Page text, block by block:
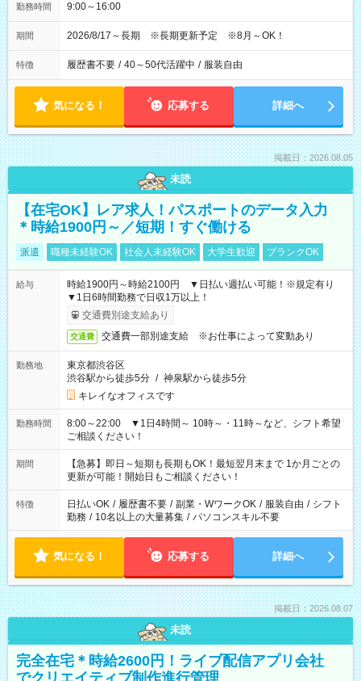
勤務時間 9:00～16:00
期間 2026/8/17～長期 ※長期更新予定 ※8月～OK！
特徴 履歴書不要 / 40～50代活躍中 / 服装自由
気になる！ 応募する 詳細へ
掲載日：2026.08.05
未読
【在宅OK】レア求人！パスポートのデータ入力
＊時給1900円～／短期！すぐ働ける
派遣 職種未経験OK 社会人未経験OK 大学生歓迎 ブランクOK
給与
時給1900円～時給2100円 ▼日払い週払い可能！※規定有り
▼1日6時間勤務で日収1万以上！
交通費別途支給あり
交通費 交通費一部別途支給 ※お仕事によって変動あり
勤務地
東京都渋谷区
渋谷駅から徒歩5分 / 神泉駅から徒歩5分
キレイなオフィスです
勤務時間
8:00～22:00 ▼1日4時間～ 10時～・11時～など、シフト希望
ご相談ください！
期間
【急募】即日～短期も長期もOK！最短翌月末まで 1か月ごとの
更新が可能！開始日もご相談ください！
特徴 日払いOK / 履歴書不要 / 副業・WワークOK / 服装自由 / シフト
勤務 / 10名以上の大量募集 / パソコンスキル不要
気になる！ 応募する 詳細へ
掲載日：2026.08.07
未読
完全在宅＊時給2600円！ライブ配信アプリ会社
でクリエイティブ制作進行管理